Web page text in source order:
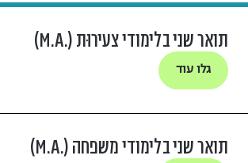
תואר שני בלימודי צעירוּת (.M.A)
גלו עוד
תואר שני בלימודי משפחה (.M.A)